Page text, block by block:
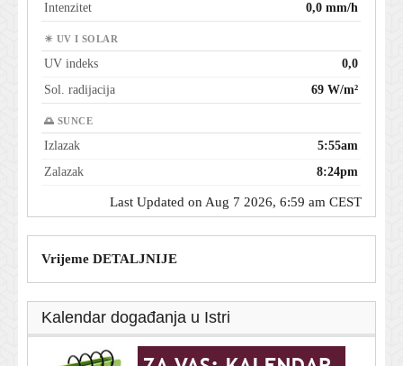
Intenzitet
0,0 mm/h
☀ UV I SOLAR
UV indeks
0,0
Sol. radijacija
69 W/m²
🌅 SUNCE
Izlazak
5:55am
Zalazak
8:24pm
Last Updated on Aug 7 2026, 6:59 am CEST
Vrijeme DETALJNIJE
Kalendar događanja u Istri